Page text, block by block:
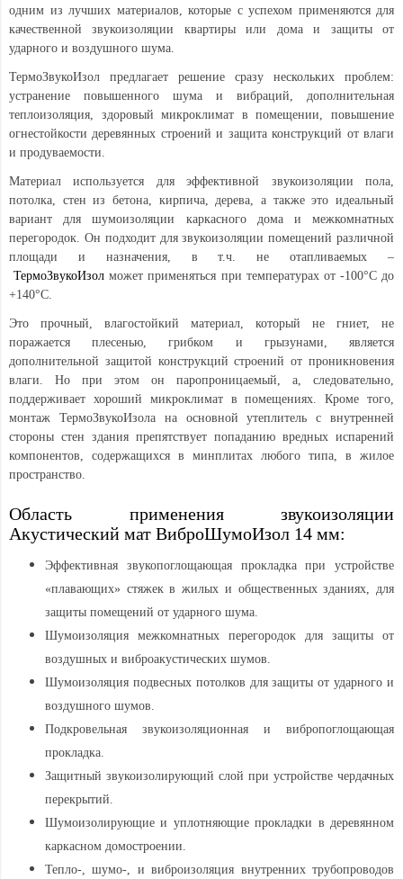
одним из лучших материалов, которые с успехом применяются для
качественной звукоизоляции квартиры или дома и защиты от
ударного и воздушного шума.
ТермоЗвукоИзол предлагает решение сразу нескольких проблем:
устранение повышенного шума и вибраций, дополнительная
теплоизоляция, здоровый микроклимат в помещении, повышение
огнестойкости деревянных строений и защита конструкций от влаги
и продуваемости.
Материал используется для эффективной звукоизоляции пола,
потолка, стен из бетона, кирпича, дерева, а также это идеальный
вариант для шумоизоляции каркасного дома и межкомнатных
перегородок. Он подходит для звукоизоляции помещений различной
площади и назначения, в т.ч. не отапливаемых –
ТермоЗвукоИзол может применяться при температурах от -100°С до
+140°С.
Это прочный, влагостойкий материал, который не гниет, не
поражается плесенью, грибком и грызунами, является
дополнительной защитой конструкций строений от проникновения
влаги. Но при этом он паропроницаемый, а, следовательно,
поддерживает хороший микроклимат в помещениях. Кроме того,
монтаж ТермоЗвукоИзола на основной утеплитель с внутренней
стороны стен здания препятствует попаданию вредных испарений
компонентов, содержащихся в минплитах любого типа, в жилое
пространство.
Область применения звукоизоляции
Акустический мат ВиброШумоИзол 14 мм:
Эффективная звукопоглощающая прокладка при устройстве
«плавающих» стяжек в жилых и общественных зданиях, для
защиты помещений от ударного шума.
Шумоизоляция межкомнатных перегородок для защиты от
воздушных и виброакустических шумов.
Шумоизоляция подвесных потолков для защиты от ударного и
воздушного шумов.
Подкровельная звукоизоляционная и вибропоглощающая
прокладка.
Защитный звукоизолирующий слой при устройстве чердачных
перекрытий.
Шумоизолирующие и уплотняющие прокладки в деревянном
каркасном домостроении.
Тепло-, шумо-, и виброизоляция внутренних трубопроводов